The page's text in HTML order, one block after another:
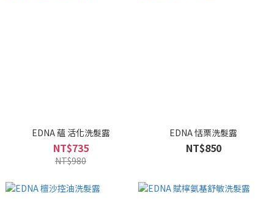
EDNA 蘊 活化洗髮露
NT$735
NT$980
EDNA 恬栗洗髮露
NT$850